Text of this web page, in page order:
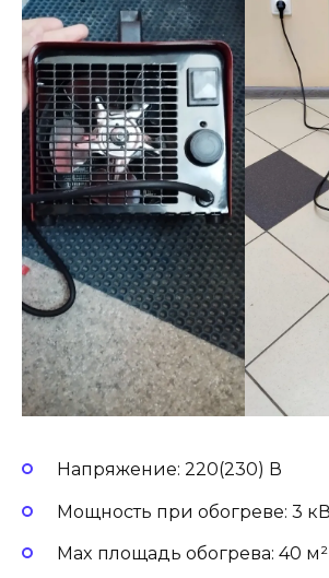
Напряжение: 220(230) В
Мощность при обогреве: 3
Max площадь обогрева: 40 м²